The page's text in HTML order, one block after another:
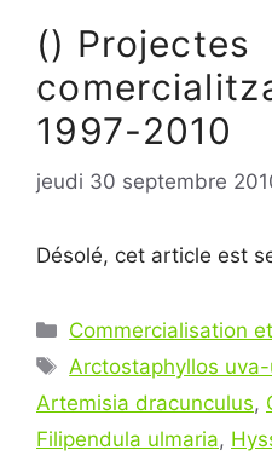
() Projectes
1997-2010
jeudi 30 septembre
Désolé, cet article est
Catégories
Commercialisation
Étiquettes
Arctostaphyllos
Artemisia dracunculus,
Filipendula ulmaria,